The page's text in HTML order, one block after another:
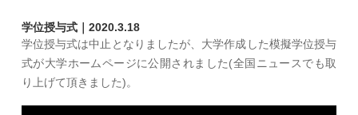
学位授与式｜2020.3.18
学位授与式は中止となりましたが、大学作成した模擬学位授与
式が大学ホームページに公開されました(全国ニュースでも取
り上げて頂きました)。